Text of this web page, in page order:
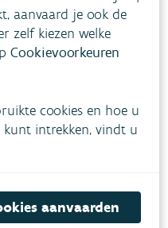
van een proeftuin
Dankzij
experimenteren
kennis opgebouwd
toegepast kan
aanvaard je ook de
zelf kiezen welke
Cookievoorkeuren
cookies en hoe u
intrekken, vindt u
aanvaarden